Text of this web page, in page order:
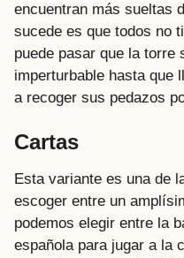
encuentran más sueltas
sucede es que todos no
puede pasar que la torre
imperturbable hasta que
a recoger sus pedazos
Cartas
Esta variante es una de
escoger entre un
podemos elegir entre la
española para jugar a la